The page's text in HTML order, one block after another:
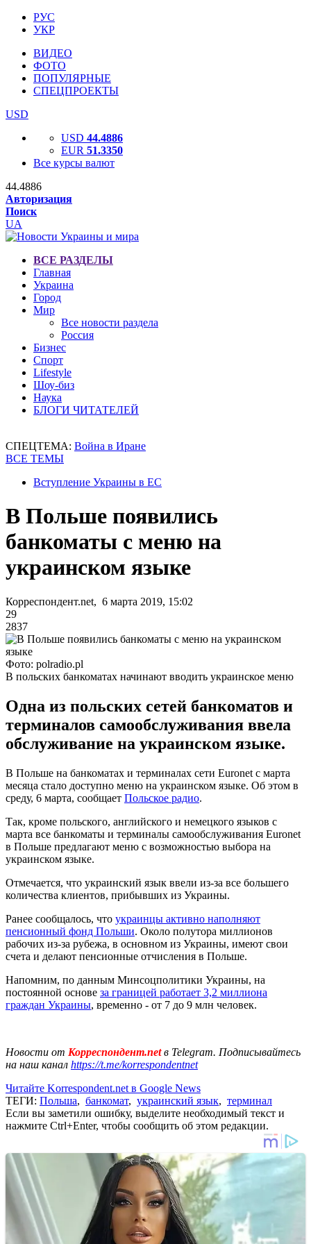
РУС
УКР
ВИДЕО
ФОТО
ПОПУЛЯРНЫЕ
СПЕЦПРОЕКТЫ
USD
USD 44.4886
EUR 51.3350
Все курсы валют
44.4886
Авторизация
Поиск
UA
ВСЕ РАЗДЕЛЫ
Главная
Украина
Город
Мир
Все новости раздела
Россия
Бизнес
Спорт
Lifestyle
Шоу-биз
Наука
БЛОГИ ЧИТАТЕЛЕЙ
СПЕЦТЕМА: Война в Иране
ВСЕ ТЕМЫ
Вступление Украины в ЕС
В Польше появились
банкоматы с меню на
украинском языке
Корреспондент.net, 6 марта 2019, 15:02
29
2837
Фото: polradio.pl
В польских банкоматах начинают вводить украинское меню
Одна из польских сетей банкоматов и
терминалов самообслуживания ввела
обслуживание на украинском языке.
В Польше на банкоматах и терминалах сети Euronet с марта
месяца стало доступно меню на украинском языке. Об этом в
среду, 6 марта, сообщает Польское радио.
Так, кроме польского, английского и немецкого языков с
марта все банкоматы и терминалы самообслуживания Euronet
в Польше предлагают меню с возможностью выбора на
украинском языке.
Отмечается, что украинский язык ввели из-за все большего
количества клиентов, прибывших из Украины.
Ранее сообщалось, что украинцы активно наполняют
пенсионный фонд Польши. Около полутора миллионов
рабочих из-за рубежа, в основном из Украины, имеют свои
счета и делают пенсионные отчисления в Польше.
Напомним, по данным Минсоцполитики Украины, на
постоянной основе за границей работает 3,2 миллиона
граждан Украины, временно - от 7 до 9 млн человек.
Новости от Корреспондент.netв Telegram. Подписывайтесь
на наш канал https://t.me/korrespondentnet
Читайте Korrespondent.net в Google News
ТЕГИ: Польша, банкомат, украинский язык, терминал
Если вы заметили ошибку, выделите необходимый текст и
нажмите Ctrl+Enter, чтобы сообщить об этом редакции.